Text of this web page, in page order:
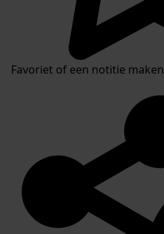
Favoriet of een notitie maken